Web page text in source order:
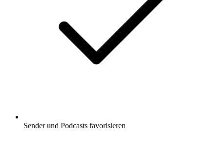
Sender und Podcasts favorisieren